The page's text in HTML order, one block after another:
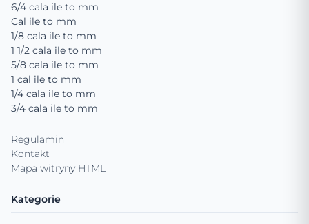
6/4 cala ile to mm
Cal ile to mm
1/8 cala ile to mm
1 1/2 cala ile to mm
5/8 cala ile to mm
1 cal ile to mm
1/4 cala ile to mm
3/4 cala ile to mm
Regulamin
Kontakt
Mapa witryny HTML
Kategorie